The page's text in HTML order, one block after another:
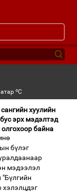
oC
хуулийн
эрх мэдэлтэд
байна
бүлэг
мэдээлэл
хэлэлцдэг